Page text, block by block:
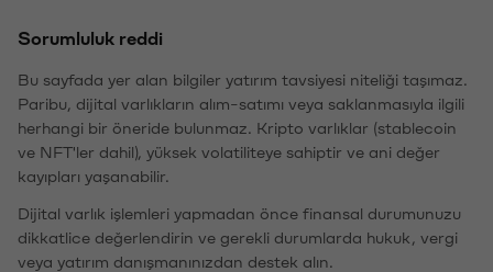
Sorumluluk reddi
Bu sayfada yer alan bilgiler yatırım tavsiyesi niteliği taşımaz.
Paribu, dijital varlıkların alım-satımı veya saklanmasıyla ilgili
herhangi bir öneride bulunmaz. Kripto varlıklar (stablecoin
ve NFT'ler dahil), yüksek volatiliteye sahiptir ve ani değer
kayıpları yaşanabilir.
Dijital varlık işlemleri yapmadan önce finansal durumunuzu
dikkatlice değerlendirin ve gerekli durumlarda hukuk, vergi
veya yatırım danışmanınızdan destek alın.